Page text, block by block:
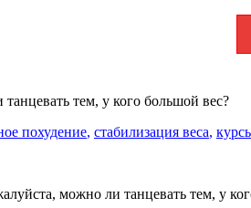
тем, у кого большой вес?
похудение, стабилизация веса,
можно ли танцевать тем, у